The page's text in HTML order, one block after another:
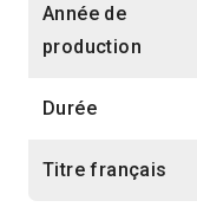
Année de
production
Durée
Titre français